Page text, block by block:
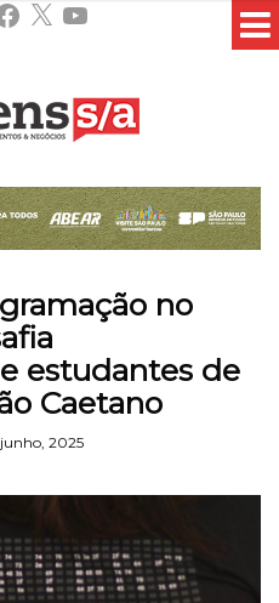
X YouTube
no
estudantes de
Caetano
2025